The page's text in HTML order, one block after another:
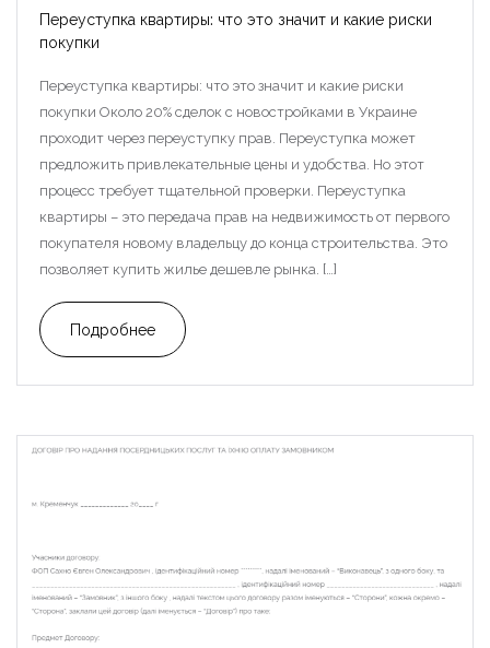
Переуступка квартиры: что это значит и какие риски
покупки
Переуступка квартиры: что это значит и какие риски
покупки Около 20% сделок с новостройками в Украине
проходит через переуступку прав. Переуступка может
предложить привлекательные цены и удобства. Но этот
процесс требует тщательной проверки. Переуступка
квартиры – это передача прав на недвижимость от первого
покупателя новому владельцу до конца строительства. Это
позволяет купить жилье дешевле рынка. […]
Подробнее